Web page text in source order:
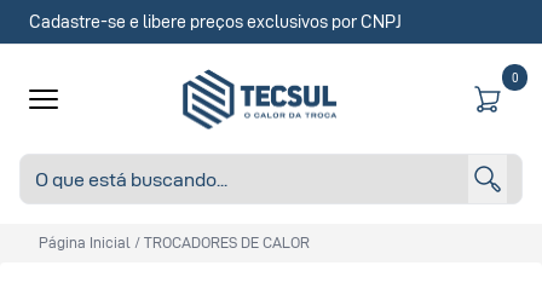
Cadastre-se e libere preços exclusivos por CNPJ
0
Página Inicial / TROCADORES DE CALOR